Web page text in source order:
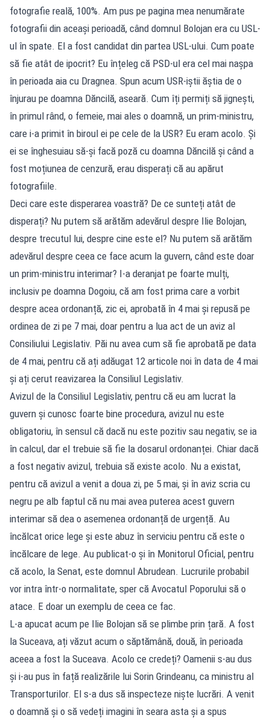
fotografie reală, 100%. Am pus pe pagina mea nenumărate
fotografii din aceași perioadă, când domnul Bolojan era cu USL-
ul în spate. El a fost candidat din partea USL-ului. Cum poate
să fie atât de ipocrit? Eu înțeleg că PSD-ul era cel mai nașpa
în perioada aia cu Dragnea. Spun acum USR-iștii ăștia de o
înjurau pe doamna Dăncilă, aseară. Cum îți permiți să jignești,
în primul rând, o femeie, mai ales o doamnă, un prim-ministru,
care i-a primit în biroul ei pe cele de la USR? Eu eram acolo. Și
ei se înghesuiau să-și facă poză cu doamna Dăncilă și când a
fost moțiunea de cenzură, erau disperați că au apărut
fotografiile.
Deci care este disperarea voastră? De ce sunteți atât de
disperați? Nu putem să arătăm adevărul despre Ilie Bolojan,
despre trecutul lui, despre cine este el? Nu putem să arătăm
adevărul despre ceea ce face acum la guvern, când este doar
un prim-ministru interimar? I-a deranjat pe foarte mulți,
inclusiv pe doamna Dogoiu, că am fost prima care a vorbit
despre acea ordonanță, zic ei, aprobată în 4 mai și repusă pe
ordinea de zi pe 7 mai, doar pentru a lua act de un aviz al
Consiliului Legislativ. Păi nu avea cum să fie aprobată pe data
de 4 mai, pentru că ați adăugat 12 articole noi în data de 4 mai
și ați cerut reavizarea la Consiliul Legislativ.
Avizul de la Consiliul Legislativ, pentru că eu am lucrat la
guvern și cunosc foarte bine procedura, avizul nu este
obligatoriu, în sensul că dacă nu este pozitiv sau negativ, se ia
în calcul, dar el trebuie să fie la dosarul ordonanței. Chiar dacă
a fost negativ avizul, trebuia să existe acolo. Nu a existat,
pentru că avizul a venit a doua zi, pe 5 mai, și în aviz scria cu
negru pe alb faptul că nu mai avea puterea acest guvern
interimar să dea o asemenea ordonanță de urgență. Au
încălcat orice lege și este abuz în serviciu pentru că este o
încălcare de lege. Au publicat-o și în Monitorul Oficial, pentru
că acolo, la Senat, este domnul Abrudean. Lucrurile probabil
vor intra într-o normalitate, sper că Avocatul Poporului să o
atace. E doar un exemplu de ceea ce fac.
L-a apucat acum pe Ilie Bolojan să se plimbe prin țară. A fost
la Suceava, ați văzut acum o săptămână, două, în perioada
aceea a fost la Suceava. Acolo ce credeți? Oamenii s-au dus
și i-au pus în față realizările lui Sorin Grindeanu, ca ministru al
Transporturilor. El s-a dus să inspecteze niște lucrări. A venit
o doamnă și o să vedeți imagini în seara asta și a spus